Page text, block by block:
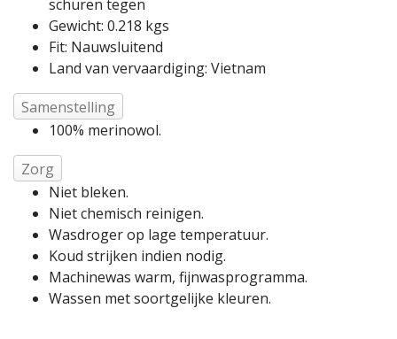
schuren tegen
Gewicht: 0.218 kgs
Fit: Nauwsluitend
Land van vervaardiging: Vietnam
Samenstelling
100% merinowol.
Zorg
Niet bleken.
Niet chemisch reinigen.
Wasdroger op lage temperatuur.
Koud strijken indien nodig.
Machinewas warm, fijnwasprogramma.
Wassen met soortgelijke kleuren.